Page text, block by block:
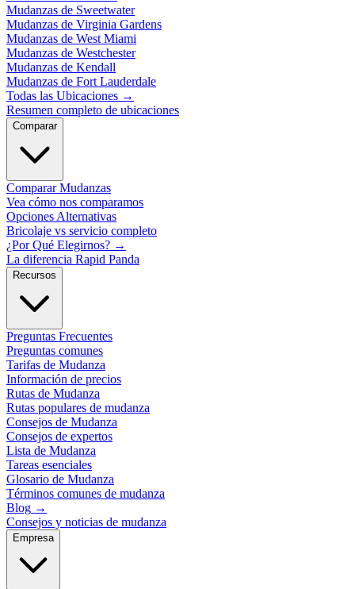
Mudanzas de Sweetwater
Mudanzas de Virginia Gardens
Mudanzas de West Miami
Mudanzas de Westchester
Mudanzas de Kendall
Mudanzas de Fort Lauderdale
Todas las Ubicaciones →
Resumen completo de ubicaciones
Comparar
Comparar Mudanzas
Vea cómo nos comparamos
Opciones Alternativas
Bricolaje vs servicio completo
¿Por Qué Elegirnos? →
La diferencia Rapid Panda
Recursos
Preguntas Frecuentes
Preguntas comunes
Tarifas de Mudanza
Información de precios
Rutas de Mudanza
Rutas populares de mudanza
Consejos de Mudanza
Consejos de expertos
Lista de Mudanza
Tareas esenciales
Glosario de Mudanza
Términos comunes de mudanza
Blog →
Consejos y noticias de mudanza
Empresa